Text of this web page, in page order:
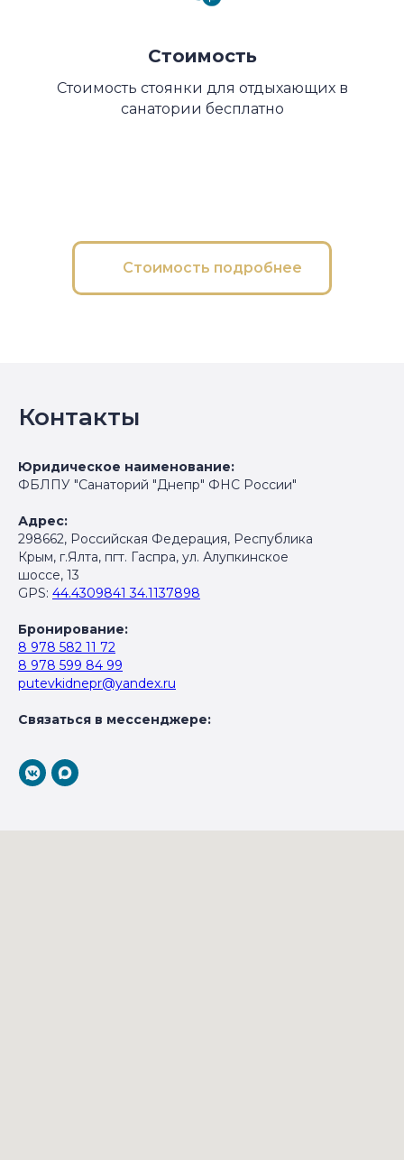
Стоимость
Стоимость стоянки для отдыхающих в
санатории бесплатно
Стоимость подробнее
Контакты
Юридическое наименование:
ФБЛПУ "Санаторий "Днепр" ФНС России"
Адрес:
298662, Российская Федерация, Республика
Крым, г.Ялта, пгт. Гаспра, ул. Алупкинское
шоссе, 13
GPS: 44.4309841 34.1137898
Бронирование:
8 978 582 11 72
8 978 599 84 99
putevkidnepr@yandex.ru
Связаться в мессенджере: